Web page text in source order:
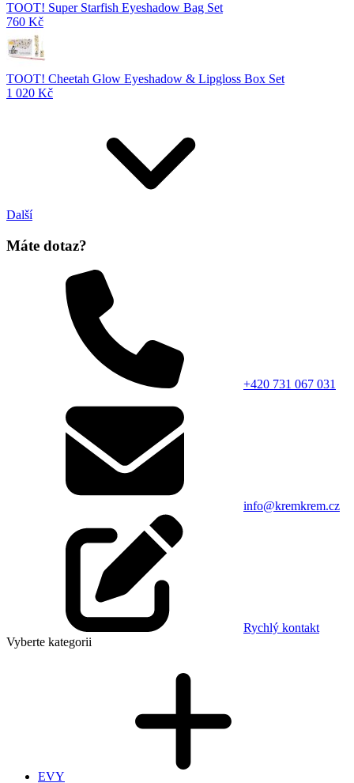
TOOT! Super Starfish Eyeshadow Bag Set
760 Kč
TOOT! Cheetah Glow Eyeshadow & Lipgloss Box Set
1 020 Kč
Další
Máte dotaz?
+420 731 067 031
info@kremkrem.cz
Rychlý kontakt
Vyberte kategorii
EVY